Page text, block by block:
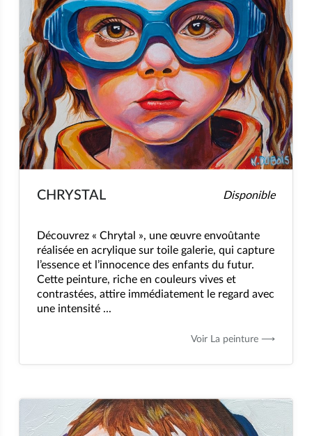
CHRYSTAL Disponible
Découvrez « Chrytal », une œuvre envoûtante
réalisée en acrylique sur toile galerie, qui capture
l’essence et l’innocence des enfants du futur.
Cette peinture, riche en couleurs vives et
contrastées, attire immédiatement le regard avec
une intensité ...
Voir La peinture ⟶